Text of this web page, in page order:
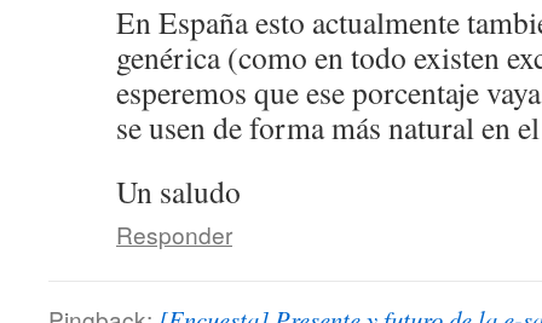
En España esto actualmente
genérica (como en todo existen
esperemos que ese porcentaje
se usen de forma más natural en
Un saludo
Responder